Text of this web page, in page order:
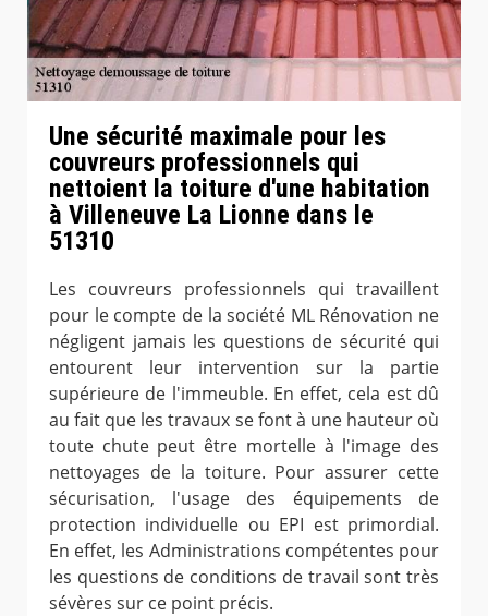
Une sécurité maximale pour les
couvreurs professionnels qui
nettoient la toiture d'une habitation
à Villeneuve La Lionne dans le
51310
Les couvreurs professionnels qui travaillent
pour le compte de la société ML Rénovation ne
négligent jamais les questions de sécurité qui
entourent leur intervention sur la partie
supérieure de l'immeuble. En effet, cela est dû
au fait que les travaux se font à une hauteur où
toute chute peut être mortelle à l'image des
nettoyages de la toiture. Pour assurer cette
sécurisation, l'usage des équipements de
protection individuelle ou EPI est primordial.
En effet, les Administrations compétentes pour
les questions de conditions de travail sont très
sévères sur ce point précis.